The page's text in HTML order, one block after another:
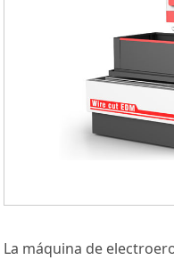
La máquina de